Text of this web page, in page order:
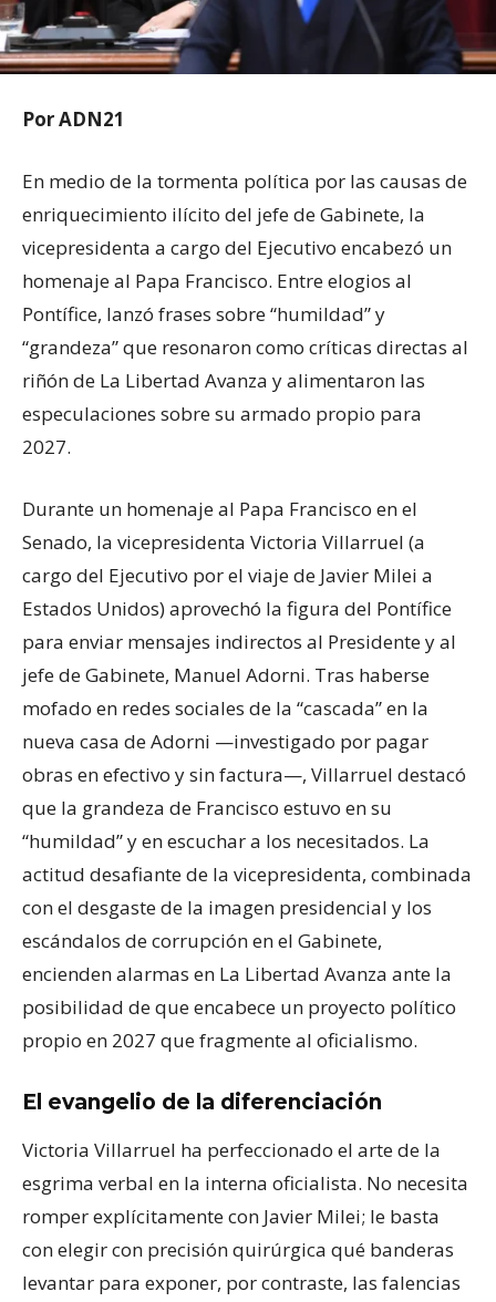
Por ADN21
En medio de la tormenta política por las causas de
enriquecimiento ilícito del jefe de Gabinete, la
vicepresidenta a cargo del Ejecutivo encabezó un
homenaje al Papa Francisco. Entre elogios al
Pontífice, lanzó frases sobre “humildad” y
“grandeza” que resonaron como críticas directas al
riñón de La Libertad Avanza y alimentaron las
especulaciones sobre su armado propio para
2027.
Durante un homenaje al Papa Francisco en el
Senado, la vicepresidenta Victoria Villarruel (a
cargo del Ejecutivo por el viaje de Javier Milei a
Estados Unidos) aprovechó la figura del Pontífice
para enviar mensajes indirectos al Presidente y al
jefe de Gabinete, Manuel Adorni. Tras haberse
mofado en redes sociales de la “cascada” en la
nueva casa de Adorni —investigado por pagar
obras en efectivo y sin factura—, Villarruel destacó
que la grandeza de Francisco estuvo en su
“humildad” y en escuchar a los necesitados. La
actitud desafiante de la vicepresidenta, combinada
con el desgaste de la imagen presidencial y los
escándalos de corrupción en el Gabinete,
encienden alarmas en La Libertad Avanza ante la
posibilidad de que encabece un proyecto político
propio en 2027 que fragmente al oficialismo.
El evangelio de la diferenciación
Victoria Villarruel ha perfeccionado el arte de la
esgrima verbal en la interna oficialista. No necesita
romper explícitamente con Javier Milei; le basta
con elegir con precisión quirúrgica qué banderas
levantar para exponer, por contraste, las falencias